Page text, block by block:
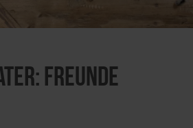
Freunde